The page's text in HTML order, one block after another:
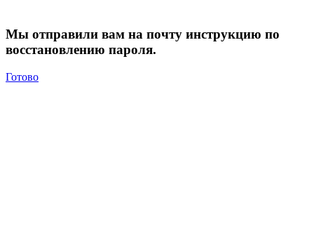
Мы отправили вам на почту инструкцию по
восстановлению пароля.
Готово